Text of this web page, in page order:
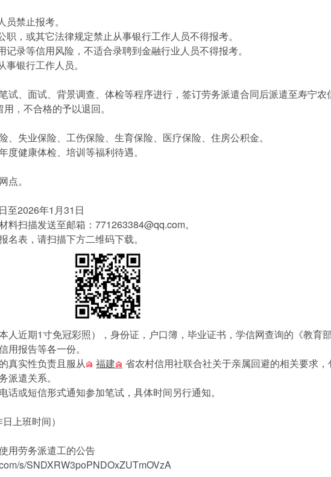
禁止报考。
，或其它法律规定禁止从事银行工作人员不得报考。
录等信用风险，不适合录聘到金融行业人员不得报考。
银行工作人员。
、面试、背景调查、体检等程序进行，签订劳务派遣合同后派遣至寿宁农
，不合格的予以退回。
失业保险、工伤保险、生育保险、医疗保险、住房公积金。
健康体检、培训等福利待遇。
。
2026年1月31日
扫描发送至邮箱：771263384@qq.com。
表，请扫描下方二维码下载。
近期1寸免冠彩照），身份证，户口簿，毕业证书，学信网查询的《教育
用报告等各一份。
实性负责且服从
福建
省农村信用社联合社关于亲属回避的相关要求，
派遣关系。
或短信形式通知参加笔试，具体时间另行通知。
上班时间）
劳务派遣工的公告
s/SNDXRW3poPNDOxZUTmOVzA